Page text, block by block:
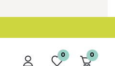
0 0